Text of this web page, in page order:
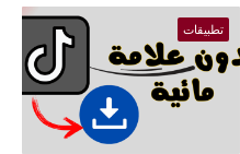
تطبيقات